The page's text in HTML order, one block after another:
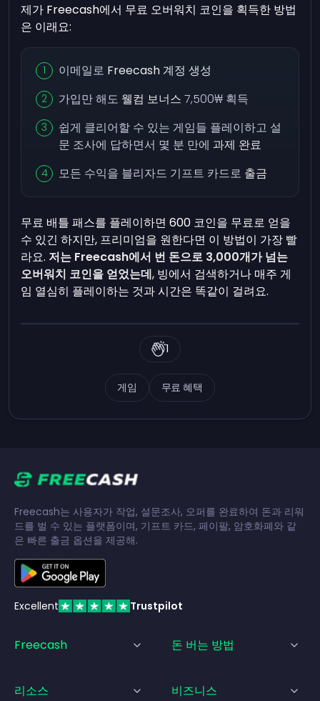
제가 Freecash에서 무료 오버워치 코인을 획득한 방법
은 이래요:
이메일로 Freecash 계정 생성
가입만 해도 웰컴 보너스 7,500₩ 획득
쉽게 클리어할 수 있는 게임들 플레이하고 설
문 조사에 답하면서 몇 분 만에 과제 완료
모든 수익을 블리자드 기프트 카드로 출금
무료 배틀 패스를 플레이하면 600 코인을 무료로 얻을
수 있긴 하지만, 프리미엄을 원한다면 이 방법이 가장 빨
라요. 저는 Freecash에서 번 돈으로 3,000개가 넘는
오버워치 코인을 얻었는데, 빙에서 검색하거나 매주 게
임 열심히 플레이하는 것과 시간은 똑같이 걸려요.
게임 무료 혜택
1
Freecash는 사용자가 작업, 설문조사, 오퍼를 완료하여 돈과 리워
드를 벌 수 있는 플랫폼이며, 기프트 카드, 페이팔, 암호화폐와 같
은 빠른 출금 옵션을 제공해.
Excellent Trustpilot
Freecash 돈 버는 방법
리소스 비즈니스